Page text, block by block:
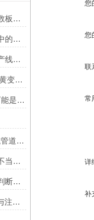
如何清洁和保养Hausser计数板，避免划伤网格线？
LoveJoy万向节在机械工程中的重要性
LoveJoy万向节在自动化生产线中的核心作用
Kuriyama Tigerflex PU管发黄变硬怎么办？
Zero-Max联轴器老是断？可能是选型没考虑径向偏差
Altaflour 350THV管vs. 传统管道：谁更耐用？
Tri-Clamp Gasket垫圈安装不当导致的泄漏问题及预防
Tri-Clamp Gasket垫圈老化判断，定期更换维护要点
Parafilm封口膜的使用方法与注意事项
您
您
联
常
详
补